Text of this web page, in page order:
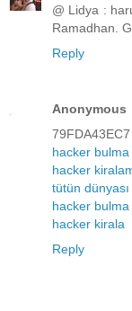
@ Lidya :
Ramadhan.
Reply
Anonymous
79FDA43EC7
hacker bulma
hacker
tütün dünyası
hacker bulma
hacker kirala
Reply